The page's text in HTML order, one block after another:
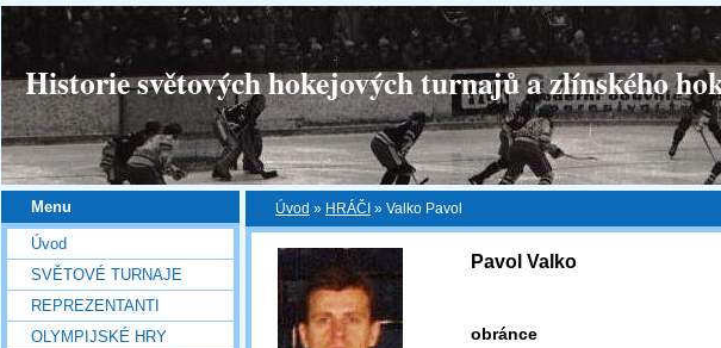
Historie světových hokejových turnajů a zlínského
Úvod » HRÁČI » Valko Pavol
Pavol Valko
obránce
Menu
Úvod
SVĚTOVÉ TURNAJE
REPREZENTANTI
OLYMPIJSKÉ HRY